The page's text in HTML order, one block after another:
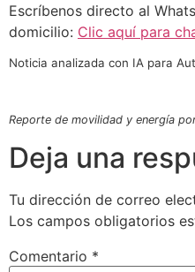
Escríbenos directo al
domicilio: Clic aquí para
Noticia analizada con IA para
Reporte de movilidad y energía
Deja una
Tu dirección de correo
Los campos obligatorios
Comentario *